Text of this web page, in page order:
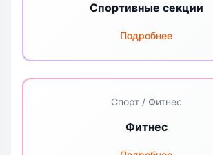
Спортивные секции
Подробнее
Спорт / Фитнес
Фитнес